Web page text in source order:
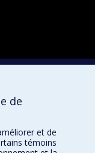
de
et de
témoins